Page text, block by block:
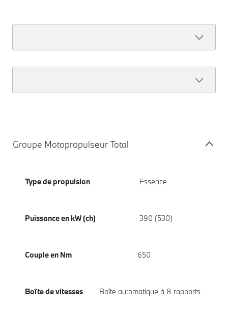
Groupe Motopropulseur Total
Type de propulsion Essence
Puissance en kW (ch) 390 (530)
Couple en Nm 650
Boîte de vitesses Boîte automatique à 8 rapports